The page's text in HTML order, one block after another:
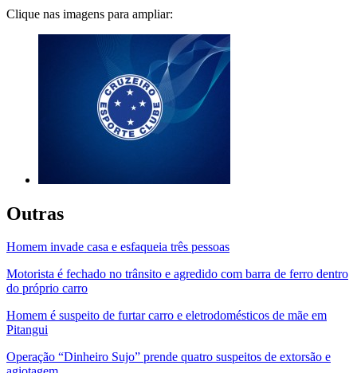
Clique nas imagens para ampliar:
Outras
Homem invade casa e esfaqueia três pessoas
Motorista é fechado no trânsito e agredido com barra de ferro dentro
do próprio carro
Homem é suspeito de furtar carro e eletrodomésticos de mãe em
Pitangui
Operação “Dinheiro Sujo” prende quatro suspeitos de extorsão e